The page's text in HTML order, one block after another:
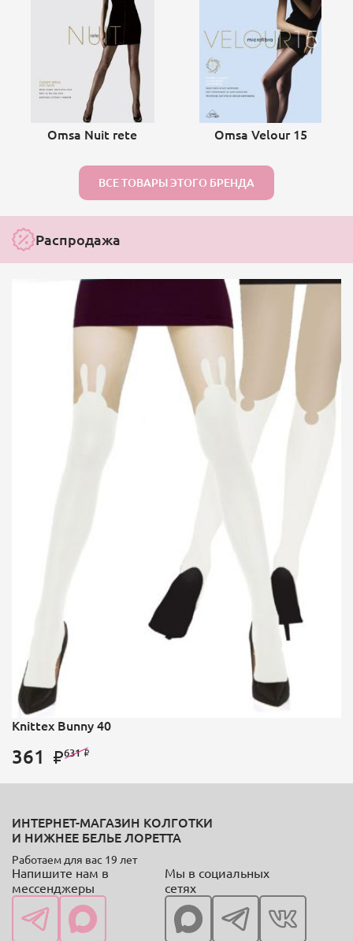
Omsa Nuit rete Omsa Velour 15
ВСЕ ТОВАРЫ ЭТОГО БРЕНДА
Распродажа
Knittex Bunny 40
361 631
ИНТЕРНЕТ-МАГАЗИН КОЛГОТКИ
И НИЖНЕЕ БЕЛЬЕ ЛОРЕТТА
Работаем для вас 19 лет
Напишите нам в
мессенджеры
Мы в социальных
сетях